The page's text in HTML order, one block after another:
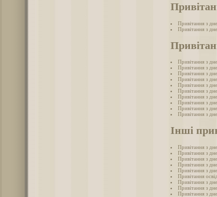
Привітання з
Привітання з
Привітання з
Привітання з
Привітання з
Привітання з
Привітання з
Привітання з
Привітання з
Привітання з
Привітання з
Привітання з
Інші
Привітання з
Привітання з
Привітання з
Привітання з
Привітання з
Привітання
Привітання з
Привітання з
Привітання з